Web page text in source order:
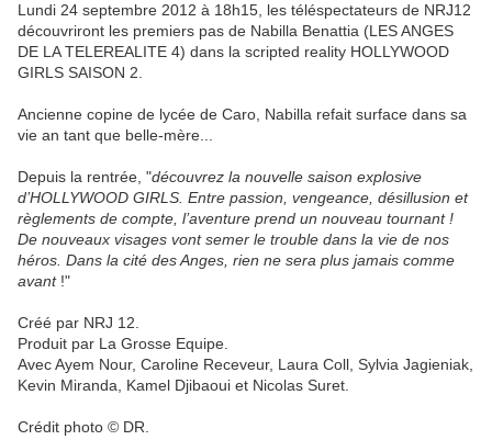
Lundi 24 septembre 2012 à 18h15, les téléspectateurs de NRJ12
découvriront les premiers pas de Nabilla Benattia (LES ANGES
DE LA TELEREALITE 4) dans la scripted reality HOLLYWOOD
GIRLS SAISON 2.
Ancienne copine de lycée de Caro, Nabilla refait surface dans sa
vie an tant que belle-mère...
Depuis la rentrée, "découvrez la nouvelle saison explosive
d’HOLLYWOOD GIRLS. Entre passion, vengeance, désillusion et
règlements de compte, l’aventure prend un nouveau tournant !
De nouveaux visages vont semer le trouble dans la vie de nos
héros. Dans la cité des Anges, rien ne sera plus jamais comme
avant!"
Créé par NRJ 12.
Produit par La Grosse Equipe.
Avec Ayem Nour, Caroline Receveur, Laura Coll, Sylvia Jagieniak,
Kevin Miranda, Kamel Djibaoui et Nicolas Suret.
Crédit photo © DR.